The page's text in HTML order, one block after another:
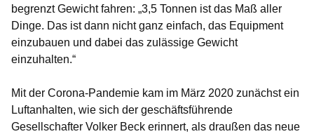
begrenzt Gewicht fahren: „3,5 Tonnen ist das Maß aller
Dinge. Das ist dann nicht ganz einfach, das Equipment
einzubauen und dabei das zulässige Gewicht
einzuhalten.“
Mit der Corona-Pandemie kam im März 2020 zunächst ein
Luftanhalten, wie sich der geschäftsführende
Gesellschafter Volker Beck erinnert, als draußen das neue